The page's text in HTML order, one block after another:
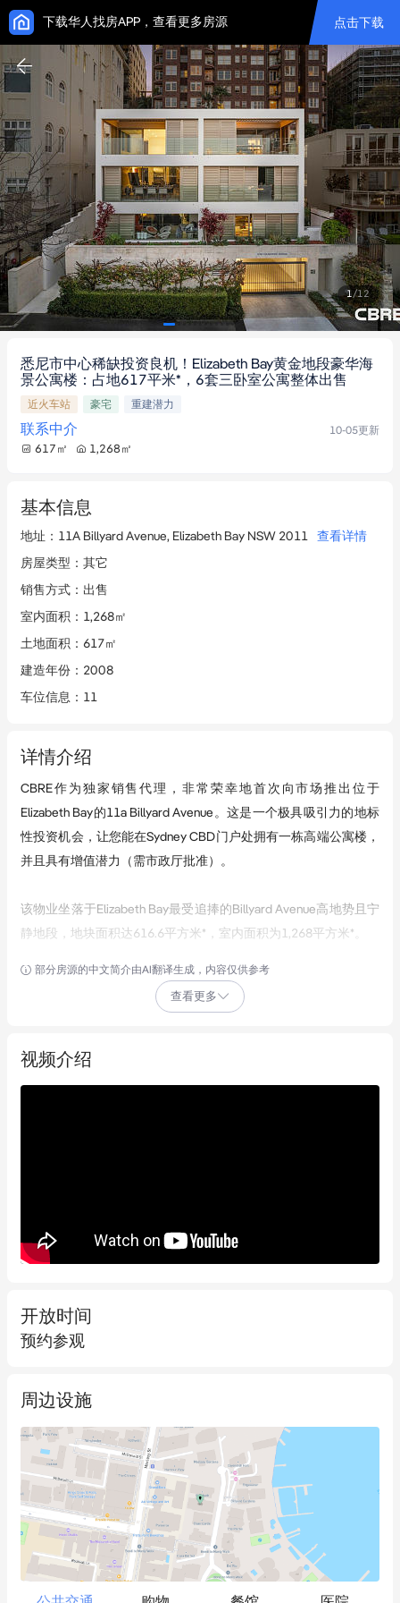
下载华人找房APP，查看更多房源 点击下载
1/12
悉尼市中心稀缺投资良机！Elizabeth Bay黄金地段豪华海
景公寓楼：占地617平米*，6套三卧室公寓整体出售
近火车站 豪宅 重建潜力
联系中介 10-05更新
617 ㎡ 1,268 ㎡
基本信息
地址 ： 11A Billyard Avenue, Elizabeth Bay NSW 2011
查看详情
房屋类型 ： 其它
销售方式 ： 出售
室内面积 ： 1,268㎡
土地面积 ： 617㎡
建造年份 ： 2008
车位信息 ： 11
详情介绍
CBRE作为独家销售代理，非常荣幸地首次向市场推出位于
Elizabeth Bay的11a Billyard Avenue。这是一个极具吸引力的地标
性投资机会，让您能在Sydney CBD门户处拥有一栋高端公寓楼，
并且具有增值潜力（需市政厅批准）。
该物业坐落于Elizabeth Bay最受追捧的Billyard Avenue高地势且宁
静地段，地块面积达616.6平方米*，室内面积为1,268平方米*。
这处物业不仅是理想的居住和投资场所，更是通往Sydney顶级生
主要亮点：
全景水景
- 为具有远见的买家带来难得良机：可翻通过翻新改造成整层公
寓，以最大化投资回报（需市政厅批准）
（需市政厅批准）
分出售的选择
- 可充分利用悉尼持续旺盛的住宅需求获取高额利润
- 享受充满活力的生活方式，毗邻热门公园、咖啡馆、餐厅、酒吧
和商店
- 卓越的城市便利性，步行13分钟即可到达Kings Cross火车站，2
分钟车程可达Martin Place火车/地铁站*
部分房源的中文简介由AI翻译生成，内容仅供参考
查看更多
视频介绍
开放时间
预约参观
周边设施